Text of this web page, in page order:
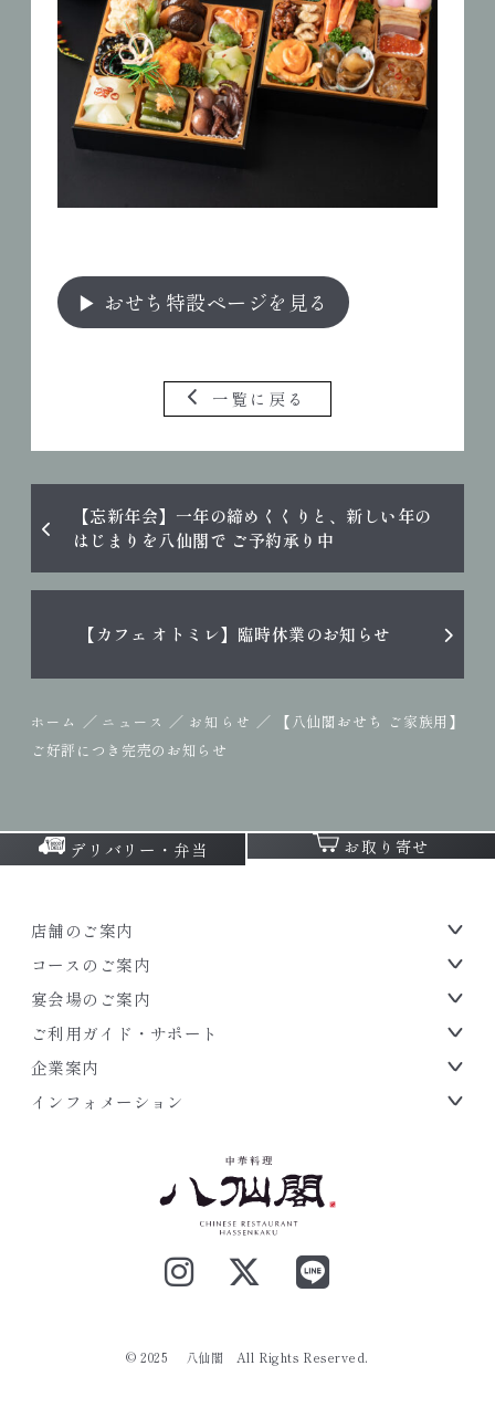
▶ おせち特設ページを見る
一覧に戻る
【忘新年会】一年の締めくくりと、新しい年の
はじまりを八仙閣で ご予約承り中
【カフェ オトミレ】臨時休業のお知らせ
ホーム ／ ニュース ／ お知らせ ／
【八仙閣おせち ご家族用】
ご好評につき完売のお知らせ
デリバリー・弁当 お取り寄せ
店舗のご案内
コースのご案内
宴会場のご案内
ご利用ガイド・サポート
企業案内
インフォメーション
© 2025 八仙閣 All Rights Reserved.